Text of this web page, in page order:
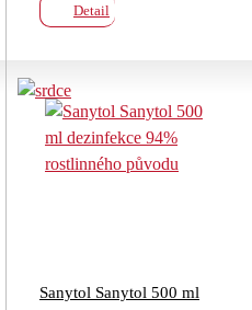
Detail
Sanytol Sanytol 500 ml